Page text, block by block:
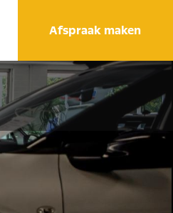
Afspraak maken